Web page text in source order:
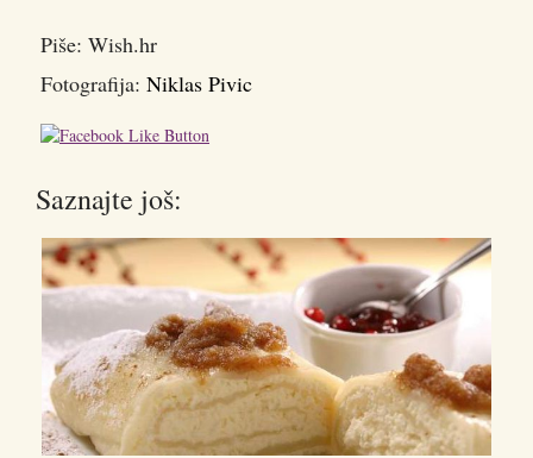
Piše: Wish.hr
Fotografija: Niklas Pivic
Saznajte još: